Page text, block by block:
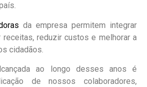
da empresa permitem integrar
reduzir custos e melhorar a
cidadãos.
ao longo desses anos é
de nossos colaboradores,